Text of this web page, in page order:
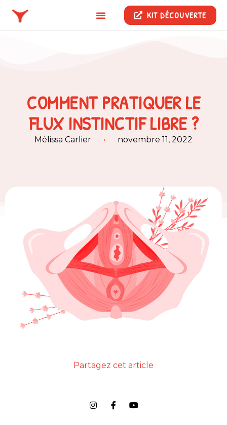
KIT DÉCOUVERTE
COMMENT PRATIQUER LE
FLUX INSTINCTIF LIBRE ?
Mélissa Carlier novembre 11, 2022
Partagez cet article